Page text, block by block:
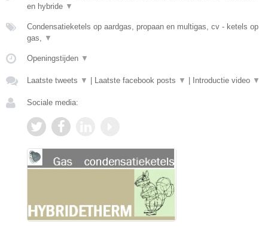
en hybride ▼
Condensatieketels op aardgas, propaan en multigas, cv - ketels op
gas,
▼
Openingstijden ▼
Laatste tweets ▼ | Laatste facebook posts ▼ | Introductie video ▼
Sociale media: